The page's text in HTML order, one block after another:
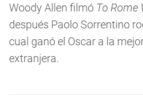
Woody Allen filmó To Rome
después Paolo Sorrentino
cual ganó el Oscar a la
extranjera.